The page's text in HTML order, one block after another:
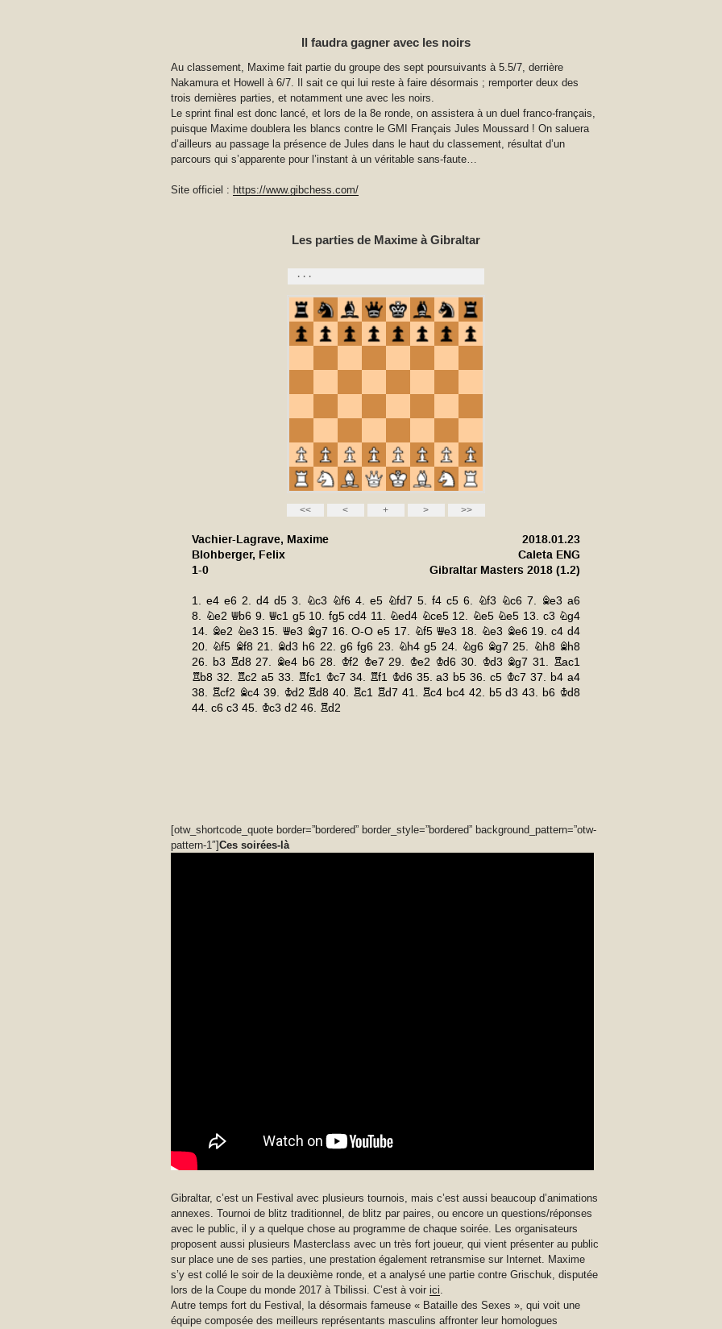
Il faudra gagner avec les noirs
Au classement, Maxime fait partie du groupe des sept poursuivants à 5.5/7, derrière
Nakamura et Howell à 6/7. Il sait ce qui lui reste à faire désormais ; remporter deux des
trois dernières parties, et notamment une avec les noirs.
Le sprint final est donc lancé, et lors de la 8e ronde, on assistera à un duel franco-français,
puisque Maxime doublera les blancs contre le GMI Français Jules Moussard ! On saluera
d’ailleurs au passage la présence de Jules dans le haut du classement, résultat d’un
parcours qui s’apparente pour l’instant à un véritable sans-faute…
Site officiel : https://www.gibchess.com/
Les parties de Maxime à Gibraltar
[otw_shortcode_quote border=”bordered” border_style=”bordered” background_pattern=”otw-
pattern-1″]Ces soirées-là
Gibraltar, c’est un Festival avec plusieurs tournois, mais c’est aussi beaucoup d’animations
annexes. Tournoi de blitz traditionnel, de blitz par paires, ou encore un questions/réponses
avec le public, il y a quelque chose au programme de chaque soirée. Les organisateurs
proposent aussi plusieurs Masterclass avec un très fort joueur, qui vient présenter au public
sur place une de ses parties, une prestation également retransmise sur Internet. Maxime
s’y est collé le soir de la deuxième ronde, et a analysé une partie contre Grischuk, disputée
lors de la Coupe du monde 2017 à Tbilissi. C’est à voir ici.
Autre temps fort du Festival, la désormais fameuse « Bataille des Sexes », qui voit une
équipe composée des meilleurs représentants masculins affronter leur homologues